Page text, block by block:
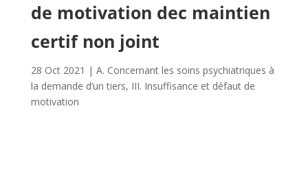
de motivation dec maintien
certif non joint
28 Oct 2021 | A. Concernant les soins psychiatriques à
la demande d’un tiers, III. Insuffisance et défaut de
motivation